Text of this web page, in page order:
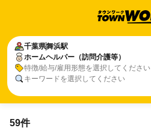
千葉県舞浜駅
ホームヘルパー（訪問介護等）
特徴/給与/雇用形態を選択してください
キーワードを選択してください
59件